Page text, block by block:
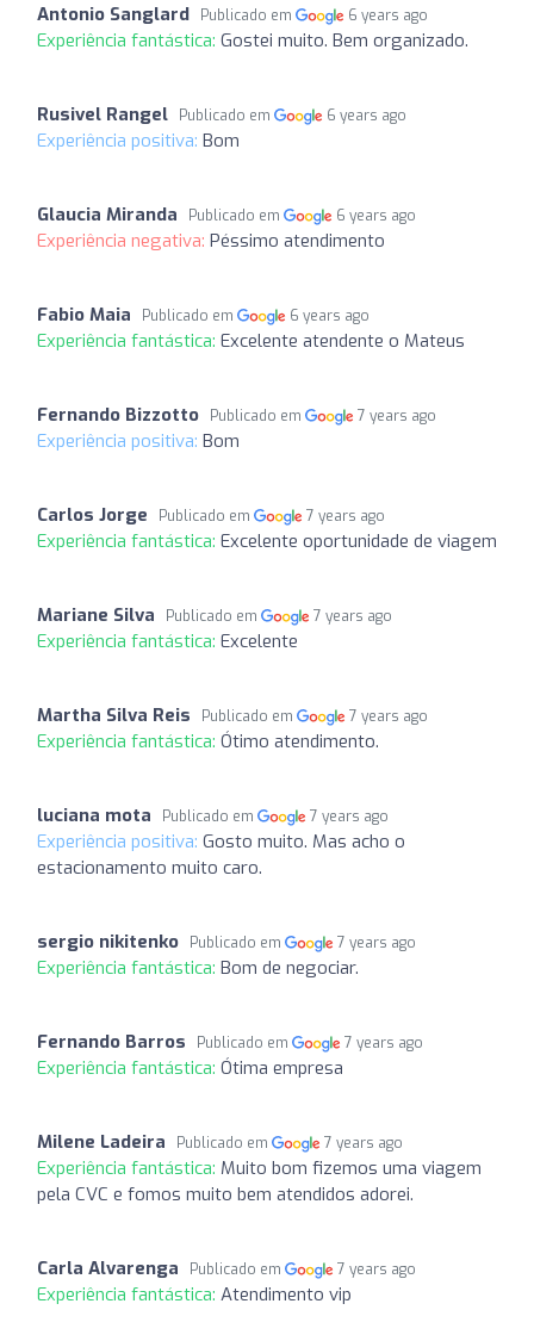
Antonio Sanglard Publicado em 6 years ago
Experiência fantástica: Gostei muito. Bem organizado.
Rusivel Rangel Publicado em 6 years ago
Experiência positiva: Bom
Glaucia Miranda Publicado em 6 years ago
Experiência negativa: Péssimo atendimento
Fabio Maia Publicado em 6 years ago
Experiência fantástica: Excelente atendente o Mateus
Fernando Bizzotto Publicado em 7 years ago
Experiência positiva: Bom
Carlos Jorge Publicado em 7 years ago
Experiência fantástica: Excelente oportunidade de viagem
Mariane Silva Publicado em 7 years ago
Experiência fantástica: Excelente
Martha Silva Reis Publicado em 7 years ago
Experiência fantástica: Ótimo atendimento.
luciana mota Publicado em 7 years ago
Experiência positiva: Gosto muito. Mas acho o
estacionamento muito caro.
sergio nikitenko Publicado em 7 years ago
Experiência fantástica: Bom de negociar.
Fernando Barros Publicado em 7 years ago
Experiência fantástica: Ótima empresa
Milene Ladeira Publicado em 7 years ago
Experiência fantástica: Muito bom fizemos uma viagem
pela CVC e fomos muito bem atendidos adorei.
Carla Alvarenga Publicado em 7 years ago
Experiência fantástica: Atendimento vip